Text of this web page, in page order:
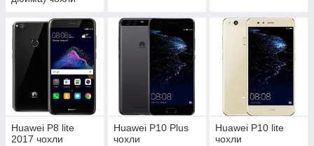
Huawei P8 lite
2017 чохли
Huawei P10 Plus
чохли
Huawei P10 lite
чохли